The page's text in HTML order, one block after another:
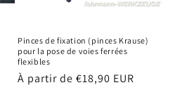
Pinces de fixation (pinces Krause)
pour la pose de voies ferrées
flexibles
Prix
À partir de €18,90 EUR